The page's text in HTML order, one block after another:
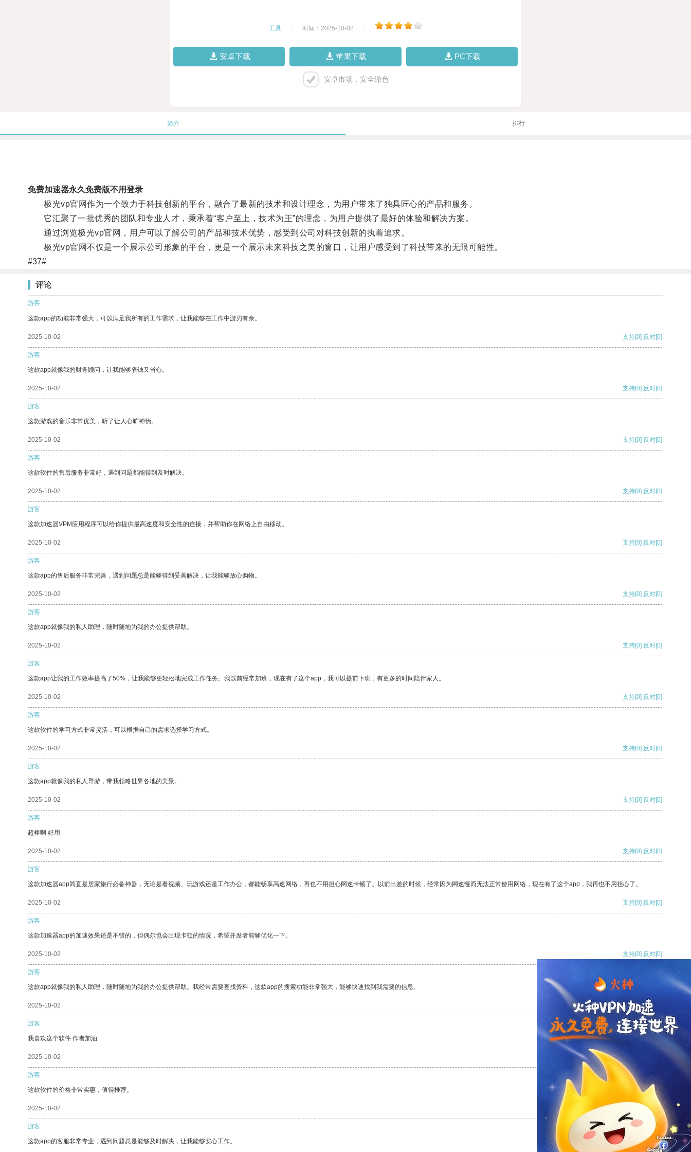
工具 时间：2025-10-02
安卓下载 苹果下载 PC下载
安卓市场，安全绿色
简介 排行
免费加速器永久免费版不用登录
极光vp官网作为一个致力于科技创新的平台，融合了最新的技术和设计理念，为用户带来了独具匠心的产品和服务。
它汇聚了一批优秀的团队和专业人才，秉承着“客户至上，技术为王”的理念，为用户提供了最好的体验和解决方案。
通过浏览极光vp官网，用户可以了解公司的产品和技术优势，感受到公司对科技创新的执着追求。
极光vp官网不仅是一个展示公司形象的平台，更是一个展示未来科技之美的窗口，让用户感受到了科技带来的无限可能性。
#37#
评论
游客
这款app的功能非常强大，可以满足我所有的工作需求，让我能够在工作中游刃有余。
2025-10-02 支持[0] 反对[0]
游客
这款app就像我的财务顾问，让我能够省钱又省心。
2025-10-02 支持[0] 反对[0]
游客
这款游戏的音乐非常优美，听了让人心旷神怡。
2025-10-02 支持[0] 反对[0]
游客
这款软件的售后服务非常好，遇到问题都能得到及时解决。
2025-10-02 支持[0] 反对[0]
游客
这款加速器VPM应用程序可以给你提供最高速度和安全性的连接，并帮助你在网络上自由移动。
2025-10-02 支持[0] 反对[0]
游客
这款app的售后服务非常完善，遇到问题总是能够得到妥善解决，让我能够放心购物。
2025-10-02 支持[0] 反对[0]
游客
这款app就像我的私人助理，随时随地为我的办公提供帮助。
2025-10-02 支持[0] 反对[0]
游客
这款app让我的工作效率提高了50%，让我能够更轻松地完成工作任务。我以前经常加班，现在有了这个app，我可以提前下班，有更多的时间陪伴家人。
2025-10-02 支持[0] 反对[0]
游客
这款软件的学习方式非常灵活，可以根据自己的需求选择学习方式。
2025-10-02 支持[0] 反对[0]
游客
这款app就像我的私人导游，带我领略世界各地的美景。
2025-10-02 支持[0] 反对[0]
游客
超棒啊 好用
2025-10-02 支持[0] 反对[0]
游客
这款加速器app简直是居家旅行必备神器，无论是看视频、玩游戏还是工作办公，都能畅享高速网络，再也不用担心网速卡顿了。以前出差的时候，经常因为网速慢而无法正常使用网络，现在有了这个app，我再也不用担心了。
2025-10-02 支持[0] 反对[0]
游客
这款加速器app的加速效果还是不错的，但偶尔也会出现卡顿的情况，希望开发者能够优化一下。
2025-10-02 支持[0] 反对[0]
游客
这款app就像我的私人助理，随时随地为我的办公提供帮助。我经常需要查找资料，这款app的搜索功能非常强大，能够快速找到我需要的信息。
2025-10-02 支持[0] 反对
游客
我喜欢这个软件 作者加油
2025-10-02 支持
游客
这款软件的价格非常实惠，值得推荐。
2025-10-02 反对 [0]
游客
这款app的客服非常专业，遇到问题总是能够及时解决，让我能够安心工作。